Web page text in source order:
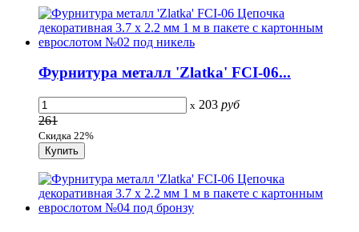
Фурнитура металл 'Zlatka' FCI-06...
x 203 руб
261
Скидка 22%